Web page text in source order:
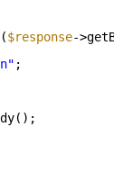
$response-
;